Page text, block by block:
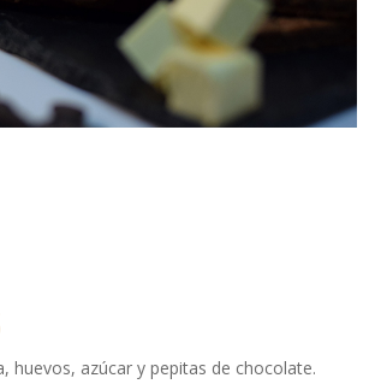
huevos, azúcar y pepitas de chocolate.